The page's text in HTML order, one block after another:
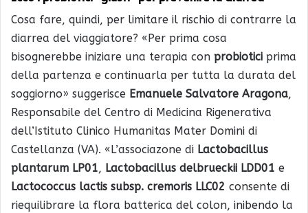
Cosa fare, quindi, per limitare il rischio di contrarre la
diarrea del viaggiatore? «Per prima cosa
bisognerebbe iniziare una terapia con probiotici prima
della partenza e continuarla per tutta la durata del
soggiorno» suggerisce Emanuele Salvatore Aragona,
Responsabile del Centro di Medicina Rigenerativa
dell’Istituto Clinico Humanitas Mater Domini di
Castellanza (VA). «L’associazone di Lactobacillus
plantarum LP01, Lactobacillus delbrueckii LDD01 e
Lactococcus lactis subsp. cremoris LLC02 consente di
riequilibrare la flora batterica del colon, inibendo la